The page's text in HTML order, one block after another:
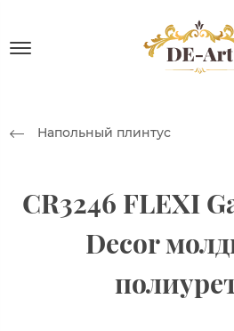
Напольный плинтус
CR3246 FLEXI
Decor